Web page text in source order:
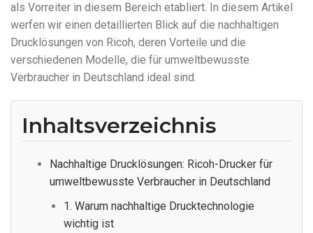
als Vorreiter in diesem Bereich etabliert. In diesem Artikel
werfen wir einen detaillierten Blick auf die nachhaltigen
Drucklösungen von Ricoh, deren Vorteile und die
verschiedenen Modelle, die für umweltbewusste
Verbraucher in Deutschland ideal sind.
Inhaltsverzeichnis
Nachhaltige Drucklösungen: Ricoh-Drucker für
umweltbewusste Verbraucher in Deutschland
1. Warum nachhaltige Drucktechnologie
wichtig ist